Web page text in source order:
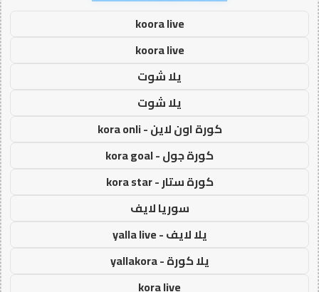
koora live
koora live
يلا شوت
يلا شوت
كورة اون لاين - kora onli
كورة جول - kora goal
كورة ستار - kora star
سوريا لايف
يلا لايف - yalla live
يلا كورة - yallakora
kora live